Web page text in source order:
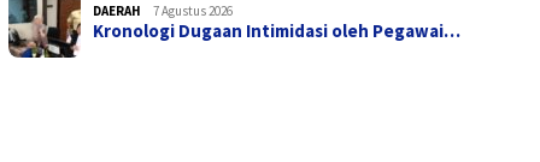
DAERAH 7 Agustus 2026
Kronologi Dugaan Intimidasi oleh Pegawai…